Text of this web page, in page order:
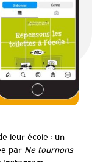
leur école : un
par Ne tournons